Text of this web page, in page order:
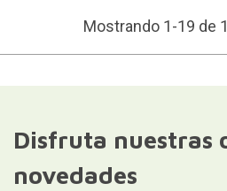
Mostrando 1-19 de
Disfruta nuestras
novedades